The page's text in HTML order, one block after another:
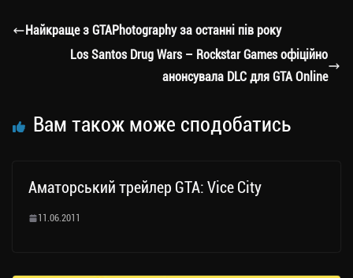
a
m
er ok Li
nk
ли
ти
ся
Найкраще з GTAPhotography за останні пів року
Los Santos Drug Wars – Rockstar Games офіційно
анонсувала DLC для GTA Online
Вам також може сподобатись
Аматорський трейлер GTA: Vice City
11.06.2011